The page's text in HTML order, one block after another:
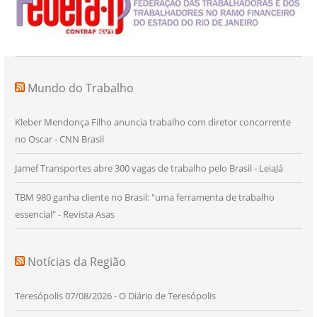
Mundo do Trabalho
Kleber Mendonça Filho anuncia trabalho com diretor concorrente
no Oscar - CNN Brasil
Jamef Transportes abre 300 vagas de trabalho pelo Brasil - LeiaJá
TBM 980 ganha cliente no Brasil: "uma ferramenta de trabalho
essencial" - Revista Asas
Notícias da Região
Teresópolis 07/08/2026 - O Diário de Teresópolis